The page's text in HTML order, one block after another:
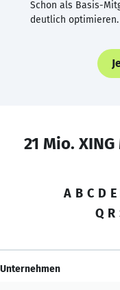
Schon als Basis-
deutlich optimieren.
21 Mio.
A B C D E
Q R
Unternehmen